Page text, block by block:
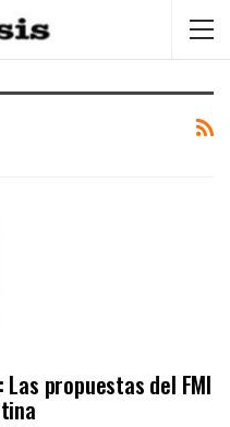
propuestas del FMI